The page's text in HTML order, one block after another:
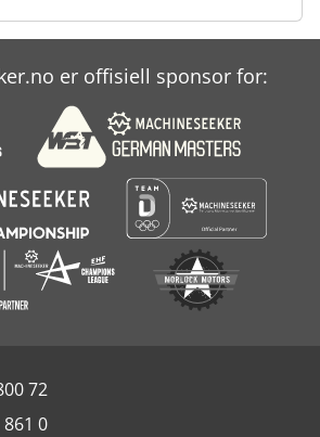
produsenter.er offisiell sponsor for:
72
0